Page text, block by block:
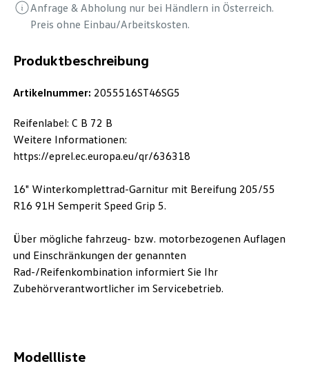
Produktbeschreibung
Artikelnummer: 2055516ST46SG5
Reifenlabel: C B 72 B
Weitere Informationen:
https://eprel.ec.europa.eu/qr/636318
16" Winterkomplettrad-Garnitur mit Bereifung 205/55
R16 91H Semperit Speed Grip 5.
Über mögliche fahrzeug- bzw. motorbezogenen Auflagen
und Einschränkungen der genannten
Rad-/Reifenkombination informiert Sie Ihr
Zubehörverantwortlicher im Servicebetrieb.
Modellliste
Anfrage & Abholung nur bei Händlern in Österreich.
Preis ohne Einbau/Arbeitskosten.